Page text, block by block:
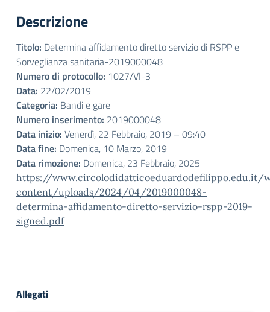
Descrizione
Titolo: Determina affidamento diretto servizio di RSPP e
Sorveglianza sanitaria-2019000048
Numero di protocollo: 1027/VI-3
Data: 22/02/2019
Categoria: Bandi e gare
Numero inserimento: 2019000048
Data inizio: Venerdì, 22 Febbraio, 2019 – 09:40
Data fine: Domenica, 10 Marzo, 2019
Data rimozione: Domenica, 23 Febbraio, 2025
https://www.circolodidatticoeduardodefilippo.edu.it/
content/uploads/2024/04/2019000048-
determina-affidamento-diretto-servizio-rspp-2019-
signed.pdf
Allegati